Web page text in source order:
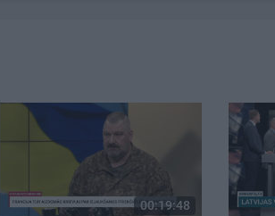
00:19:48